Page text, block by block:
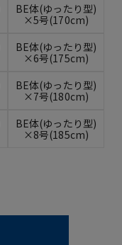
BE体(ゆったり型)
×5号(170cm)
BE体(ゆったり型)
×6号(175cm)
BE体(ゆったり型)
×7号(180cm)
BE体(ゆったり型)
×8号(185cm)